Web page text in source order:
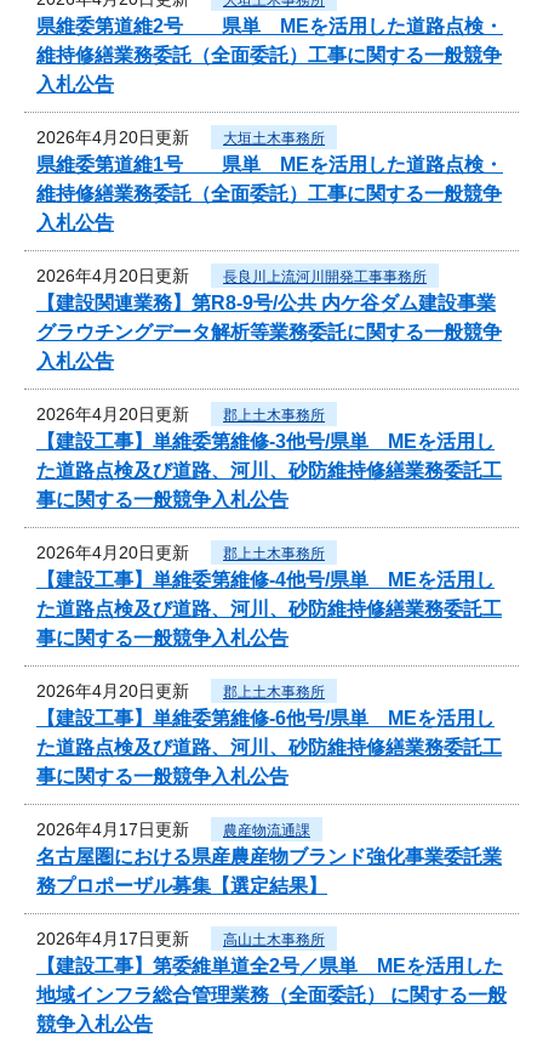
県維委第道維2号 県単 MEを活用した道路点検・
維持修繕業務委託（全面委託）工事に関する一般競争
入札公告
2026年4月20日更新 大垣土木事務所
県維委第道維1号 県単 MEを活用した道路点検・
維持修繕業務委託（全面委託）工事に関する一般競争
入札公告
2026年4月20日更新 長良川上流河川開発工事事務所
【建設関連業務】第R8-9号/公共 内ケ谷ダム建設事業
グラウチングデータ解析等業務委託に関する一般競争
入札公告
2026年4月20日更新 郡上土木事務所
【建設工事】単維委第維修‐3他号/県単 MEを活用し
た道路点検及び道路、河川、砂防維持修繕業務委託工
事に関する一般競争入札公告
2026年4月20日更新 郡上土木事務所
【建設工事】単維委第維修‐4他号/県単 MEを活用し
た道路点検及び道路、河川、砂防維持修繕業務委託工
事に関する一般競争入札公告
2026年4月20日更新 郡上土木事務所
【建設工事】単維委第維修‐6他号/県単 MEを活用し
た道路点検及び道路、河川、砂防維持修繕業務委託工
事に関する一般競争入札公告
2026年4月17日更新 農産物流通課
名古屋圏における県産農産物ブランド強化事業委託業
務プロポーザル募集【選定結果】
2026年4月17日更新 高山土木事務所
【建設工事】第委維単道全2号／県単 MEを活用した
地域インフラ総合管理業務（全面委託） に関する一般
競争入札公告